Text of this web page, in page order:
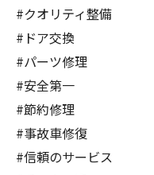
#クオリティ整備
#ドア交換
#パーツ修理
#安全第一
#節約修理
#事故車修復
#信頼のサービス